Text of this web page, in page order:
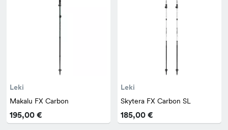
Leki
Makalu FX Carbon
195,00 €
Leki
Skytera FX Carbon SL
185,00 €